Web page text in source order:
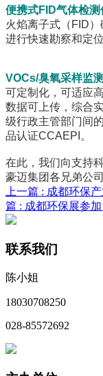
便携式FID气体检
火焰离子式（FID
进行快速勘察和定位
VOCs/臭氧采样监
可定制化，可适应
数据可上传，综合
级行政主管部门间
品认证CCAEPI。
在此，我们向支持
豪迈集团各兄弟公
上一篇 : 成都环保
篇 : 成都环保展参
联系我们
陈小姐
18030708250
028-85572692